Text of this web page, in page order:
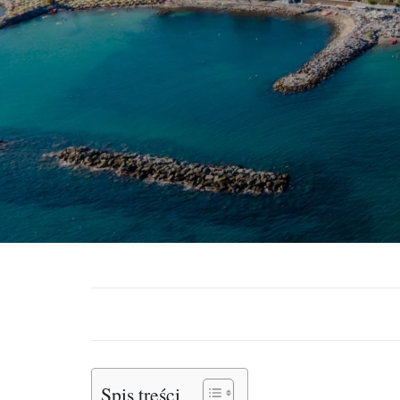
Spis treści